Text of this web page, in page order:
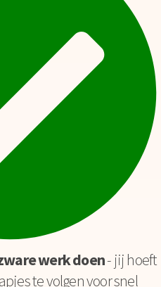
werk doen- jij hoeft
te volgen voor snel